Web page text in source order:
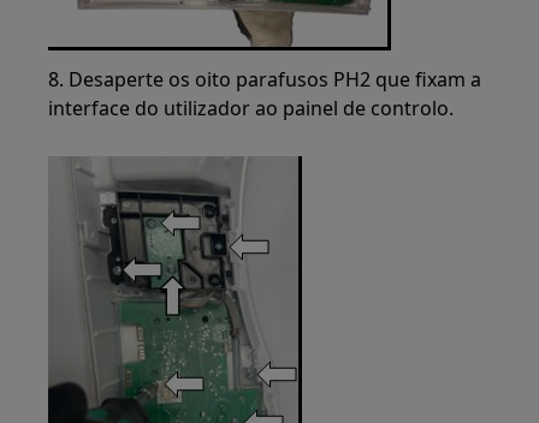
8. Desaperte os oito parafusos PH2 que fixam a
interface do utilizador ao painel de controlo.